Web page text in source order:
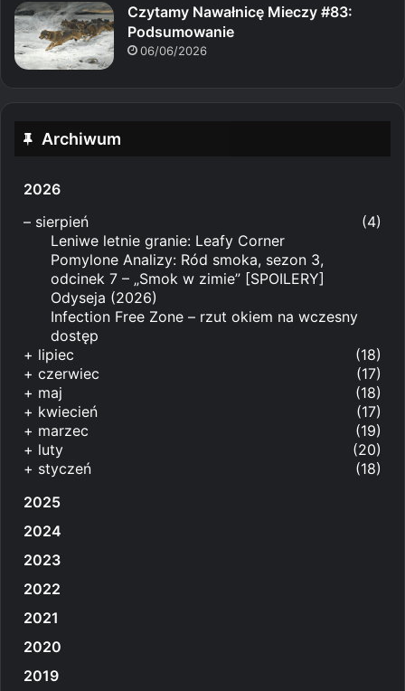
Czytamy Nawałnicę Mieczy #83:
Podsumowanie
06/06/2026
Archiwum
2026
– sierpień
(4)
Leniwe letnie granie: Leafy Corner
Pomylone Analizy: Ród smoka, sezon 3,
odcinek 7 – „Smok w zimie” [SPOILERY]
Odyseja (2026)
Infection Free Zone – rzut okiem na wczesny
dostęp
+ lipiec
(18)
+ czerwiec
(17)
+ maj
(18)
+ kwiecień
(17)
+ marzec
(19)
+ luty
(20)
+ styczeń
(18)
2025
2024
2023
2022
2021
2020
2019